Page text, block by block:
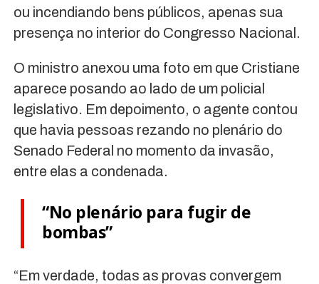
ou incendiando bens públicos, apenas sua
presença no interior do Congresso Nacional.
O ministro anexou uma foto em que Cristiane
aparece posando ao lado de um policial
legislativo. Em depoimento, o agente contou
que havia pessoas rezando no plenário do
Senado Federal no momento da invasão,
entre elas a condenada.
“No plenário para fugir de
bombas”
“Em verdade, todas as provas convergem